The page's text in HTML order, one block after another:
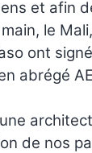
et afin
le
ont
abrégé
une
de nos